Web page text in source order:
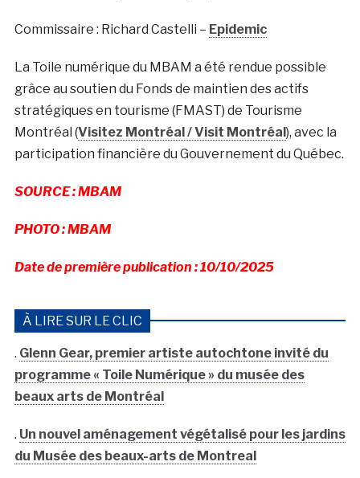
Commissaire : Richard Castelli – Epidemic
La Toile numérique du MBAM a été rendue possible
grâce au soutien du Fonds de maintien des actifs
stratégiques en tourisme (FMAST) de Tourisme
Montréal (Visitez Montréal / Visit Montréal), avec la
participation financière du Gouvernement du Québec.
SOURCE : MBAM
PHOTO : MBAM
Date de première publication : 10/10/2025
À LIRE SUR LE CLIC
. Glenn Gear, premier artiste autochtone invité du
programme « Toile Numérique » du musée des
beaux arts de Montréal
. Un nouvel aménagement végétalisé pour les jardins
du Musée des beaux-arts de Montreal